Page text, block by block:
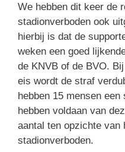
We hebben dit keer de
stadionverboden ook
hierbij is dat de
weken een goed
de KNVB of de BVO.
eis wordt de straf
hebben 15 mensen
hebben voldaan van
aantal ten opzichte van
stadionverboden.